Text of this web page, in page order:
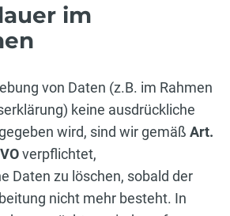
im
von Daten (z.B. im Rahmen
keine ausdrückliche
wird, sind wir gemäß Art.
verpflichtet,
Daten zu löschen, sobald der
nicht mehr besteht. In